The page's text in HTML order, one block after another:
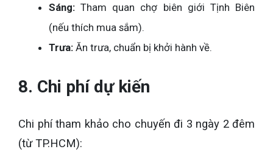
Sáng: Tham quan chợ biên giới Tịnh Biên
(nếu thích mua sắm).
Trưa: Ăn trưa, chuẩn bị khởi hành về.
8. Chi phí dự kiến
Chi phí tham khảo cho chuyến đi 3 ngày 2 đêm
(từ TP.HCM):